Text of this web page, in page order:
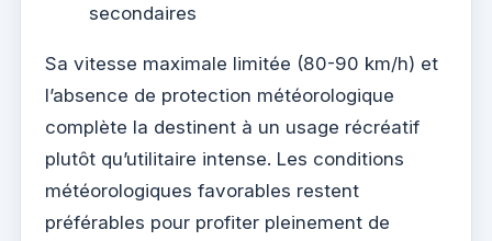
secondaires
Sa vitesse maximale limitée (80-90 km/h) et
l’absence de protection météorologique
complète la destinent à un usage récréatif
plutôt qu’utilitaire intense. Les conditions
météorologiques favorables restent
préférables pour profiter pleinement de